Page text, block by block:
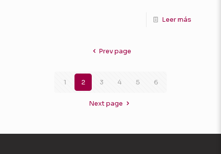
Leer más
Prev page
1 2 3 4 5 6
Next page